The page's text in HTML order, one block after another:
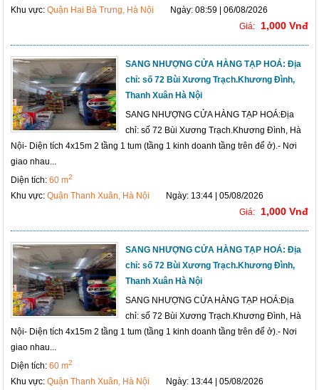
Khu vực:Quận Hai Bà Trưng, Hà Nội
Ngày: 08:59 | 06/08/2026
Giá:
1,000 Vnđ
SANG NHƯỢNG CỬA HÀNG TẠP HOÁ: Địa
chỉ: số 72 Bùi Xương Trạch.Khương Đình,
Thanh Xuân Hà Nội
SANG NHƯỢNG CỬA HÀNG TẠP HOÁ:Địa
chỉ: số 72 Bùi Xương Trạch.Khương Đình, Hà
Nội- Diện tích 4x15m 2 tầng 1 tum (tầng 1 kinh doanh tầng trên để ở).- Nơi
giao nhau...
Diện tích:60 m2
Khu vực:Quận Thanh Xuân, Hà Nội
Ngày: 13:44 | 05/08/2026
Giá:
1,000 Vnđ
SANG NHƯỢNG CỬA HÀNG TẠP HOÁ: Địa
chỉ: số 72 Bùi Xương Trạch.Khương Đình,
Thanh Xuân Hà Nội
SANG NHƯỢNG CỬA HÀNG TẠP HOÁ:Địa
chỉ: số 72 Bùi Xương Trạch.Khương Đình, Hà
Nội- Diện tích 4x15m 2 tầng 1 tum (tầng 1 kinh doanh tầng trên để ở).- Nơi
giao nhau...
Diện tích:60 m2
Khu vực:Quận Thanh Xuân, Hà Nội
Ngày: 13:44 | 05/08/2026